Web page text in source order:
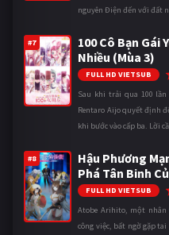
nguyên Điện đến với đất
#7
100 Cô Bạn Gái
Nhiều (Mùa 3)
FULL HD VIETSUB
Sau khi trải qua 100
Rentaro Aijo quyết định
khi bước vào cấp ba. Lời
#8
Hậu Phương
Phá Tân Binh
FULL HD VIETSUB
Atobe Arihito, một nhân
công việc, bất ngờ gặp